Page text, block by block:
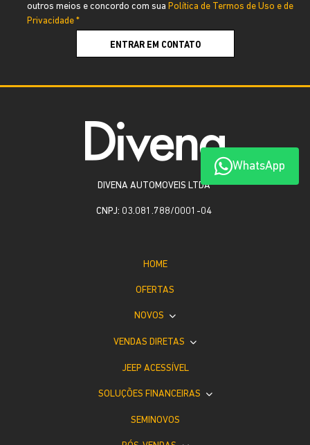
outros meios e concordo com sua Política de Termos de Uso e de
Privacidade *
ENTRAR EM CONTATO
WhatsApp
DIVENA AUTOMOVEIS LTDA
CNPJ: 03.081.788/0001-04
HOME
OFERTAS
NOVOS
VENDAS DIRETAS
JEEP ACESSÍVEL
SOLUÇÕES FINANCEIRAS
SEMINOVOS